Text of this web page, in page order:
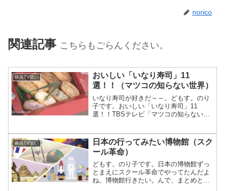
norico
関連記事 こちらもごらんください。
映画TV笑い
おいしい「いなり寿司」11
選！！（マツコの知らない世界）
いなり寿司が好きだ～～。どもす。のり
子です。おいしい「いなり寿司」11
選！！TBSテレビ「マツコの知らない世
選を紹介。松屋銀座 白金や（ふらちな
や）一口いなり 8個入...
映画TV笑い
日本の行ってみたい博物館（スク
ール革命）
どもす。のり子です。日本の博物館ずっ
とまえにスクール革命でやってたんだよ
ね。博物館行きたい。んで、まとめとこ